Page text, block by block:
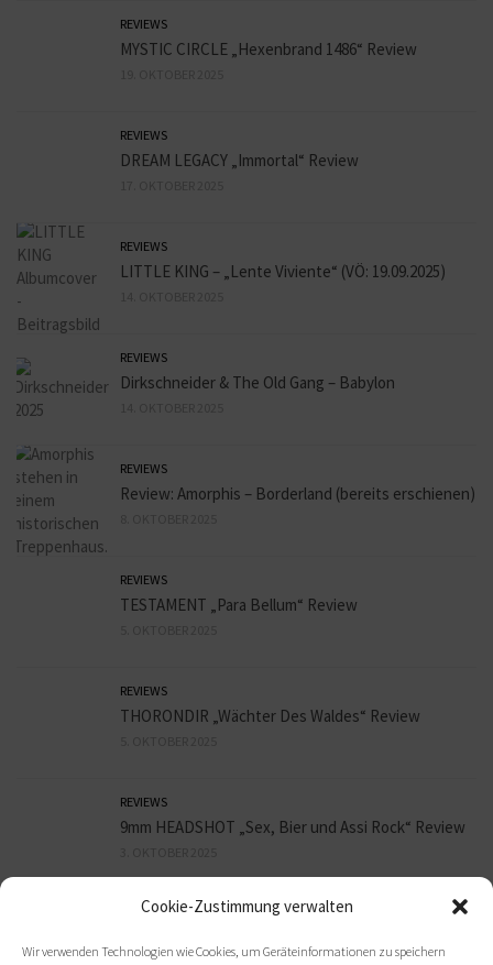
Cookie-Zustimmung verwalten
Wir verwenden Technologien wie Cookies, um Geräteinformationen zu speichern
REVIEWS
MYSTIC CIRCLE „Hexenbrand 1486“ Review
REVIEWS
DREAM LEGACY „Immortal“ Review
REVIEWS
LITTLE KING – „Lente Viviente“ (VÖ: 19.09.2025)
REVIEWS
Dirkschneider & The Old Gang – Babylon
REVIEWS
Review: Amorphis – Borderland (bereits erschienen)
REVIEWS
TESTAMENT „Para Bellum“ Review
REVIEWS
THORONDIR „Wächter Des Waldes“ Review
REVIEWS
9mm HEADSHOT „Sex, Bier und Assi Rock“ Review
REVIEWS